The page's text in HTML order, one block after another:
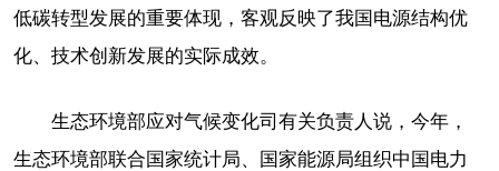
低碳转型发展的重要体现，客观反映了我国电源结构优
化、技术创新发展的实际成效。
生态环境部应对气候变化司有关负责人说，今年，
生态环境部联合国家统计局、国家能源局组织中国电力